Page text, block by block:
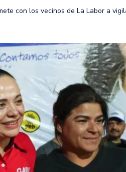
con los vecinos de La Labor a